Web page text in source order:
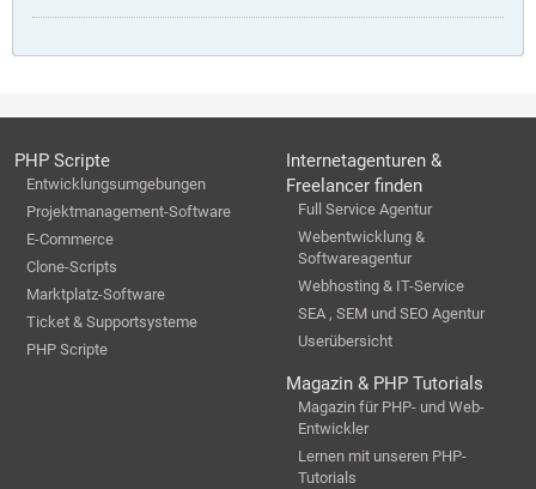
PHP Scripte
Entwicklungsumgebungen
Projektmanagement-Software
E-Commerce
Clone-Scripts
Marktplatz-Software
Ticket & Supportsysteme
PHP Scripte
Internetagenturen &
Freelancer finden
Full Service Agentur
Webentwicklung &
Softwareagentur
Webhosting & IT-Service
SEA , SEM und SEO Agentur
Userübersicht
Magazin & PHP Tutorials
Magazin für PHP- und Web-
Entwickler
Lernen mit unseren PHP-
Tutorials